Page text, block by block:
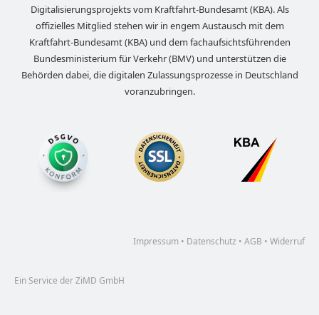
Digitalisierungsprojekts vom Kraftfahrt-Bundesamt (KBA). Als
offizielles Mitglied stehen wir in engem Austausch mit dem
Kraftfahrt-Bundesamt (KBA) und dem fachaufsichtsführenden
Bundesministerium für Verkehr (BMV) und unterstützen die
Behörden dabei, die digitalen Zulassungsprozesse in Deutschland
voranzubringen.
Impressum • Datenschutz • AGB • Widerruf
Ein Service der ZiMD GmbH